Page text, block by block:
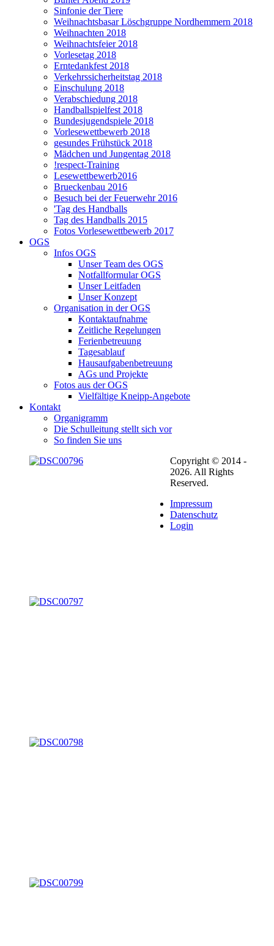
Sinfonie der Tiere
Weihnachtsbasar Löschgruppe Nordhemmern 2018
Weihnachten 2018
Weihnachtsfeier 2018
Vorlesetag 2018
Erntedankfest 2018
Verkehrssicherheitstag 2018
Einschulung 2018
Verabschiedung 2018
Handballspielfest 2018
Bundesjugendspiele 2018
Vorlesewettbewerb 2018
gesundes Frühstück 2018
Mädchen und Jungentag 2018
!respect-Training
Lesewettbewerb2016
Brueckenbau 2016
Besuch bei der Feuerwehr 2016
'Tag des Handballs
Tag des Handballs 2015
Fotos Vorlesewettbewerb 2017
OGS
Infos OGS
Unser Team des OGS
Notfallformular OGS
Unser Leitfaden
Unser Konzept
Organisation in der OGS
Kontaktaufnahme
Zeitliche Regelungen
Ferienbetreuung
Tagesablauf
Hausaufgabenbetreuung
AGs und Projekte
Fotos aus der OGS
Vielfältige Kneipp-Angebote
Kontakt
Organigramm
Die Schulleitung stellt sich vor
So finden Sie uns
Copyright © 2014 -
2026. All Rights
Reserved.
Impressum
Datenschutz
Login